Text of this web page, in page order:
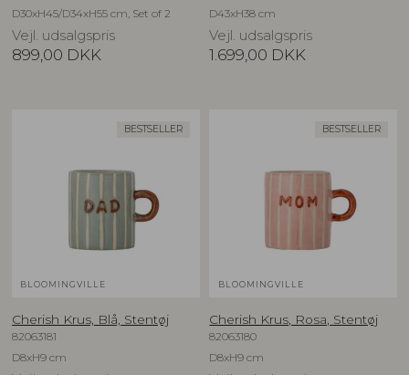
D30xH45/D34xH55 cm, Set of 2
Vejl. udsalgspris
899,00 DKK
D43xH38 cm
Vejl. udsalgspris
1.699,00 DKK
BESTSELLER
BLOOMINGVILLE
Cherish Krus, Blå, Stentøj
82063181
D8xH9 cm
BESTSELLER
BLOOMINGVILLE
Cherish Krus, Rosa, Stentøj
82063180
D8xH9 cm